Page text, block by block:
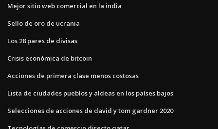
Mejor sitio web comercial en la india
Sello de oro de ucrania
Los 28 pares de divisas
Crisis económica de bitcoin
Acciones de primera clase menos costosas
Lista de ciudades pueblos y aldeas en los países bajos
Selecciones de acciones de david y tom gardner 2020